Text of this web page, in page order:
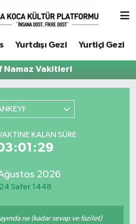
Yurtdışı Gezi Yurtiçi Gezi
Namaz Vakitleri
KALAN SÜRE
2026
24 Safer 1448
ne (kadar sevap ve fazilet)
Vakitleri
Haritası
Durumu ve Fikstür